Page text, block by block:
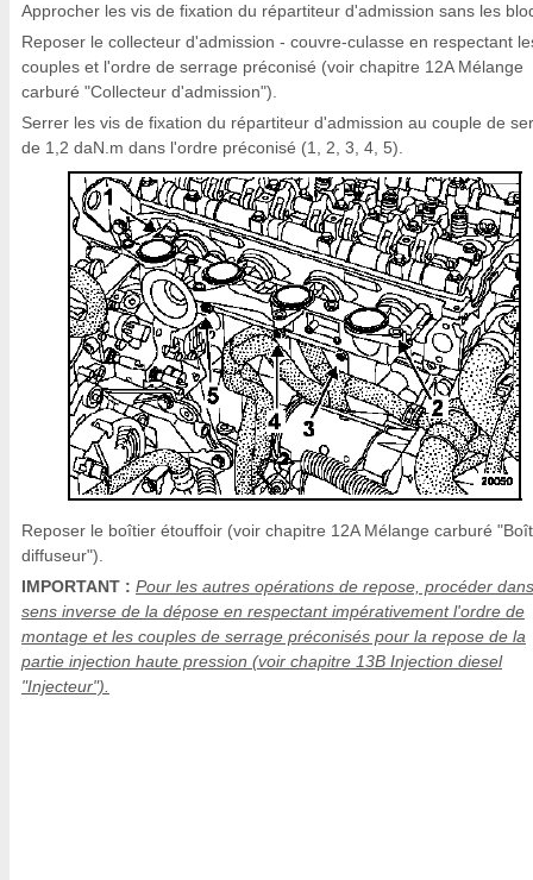
Approcher les vis de fixation du répartiteur d'admission sans les
Reposer le collecteur d'admission - couvre-culasse en respectant
couples et l'ordre de serrage préconisé (voir chapitre 12A Mélange
carburé "Collecteur d'admission").
Serrer les vis de fixation du répartiteur d'admission au couple de
de 1,2 daN.m dans l'ordre préconisé (1, 2, 3, 4, 5).
Reposer le boîtier étouffoir (voir chapitre 12A Mélange carburé
diffuseur").
IMPORTANT : Pour les autres opérations de repose, procéder
sens inverse de la dépose en respectant impérativement l'ordre de
montage et les couples de serrage préconisés pour la repose de la
partie injection haute pression (voir chapitre 13B Injection diesel
"Injecteur").